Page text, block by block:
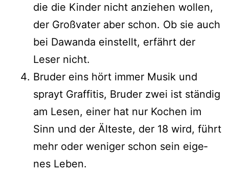
die die Kinder nicht anzie­hen wol­len,
der Großvater aber schon. Ob sie auch
bei Dawanda ein­stellt, erfährt der
Leser nicht.
Bruder eins hört immer Musik und
sprayt Graffitis, Bruder zwei ist stän­dig
am Lesen, einer hat nur Kochen im
Sinn und der Älteste, der 18 wird, führt
mehr oder weni­ger schon sein eige­
nes Leben.